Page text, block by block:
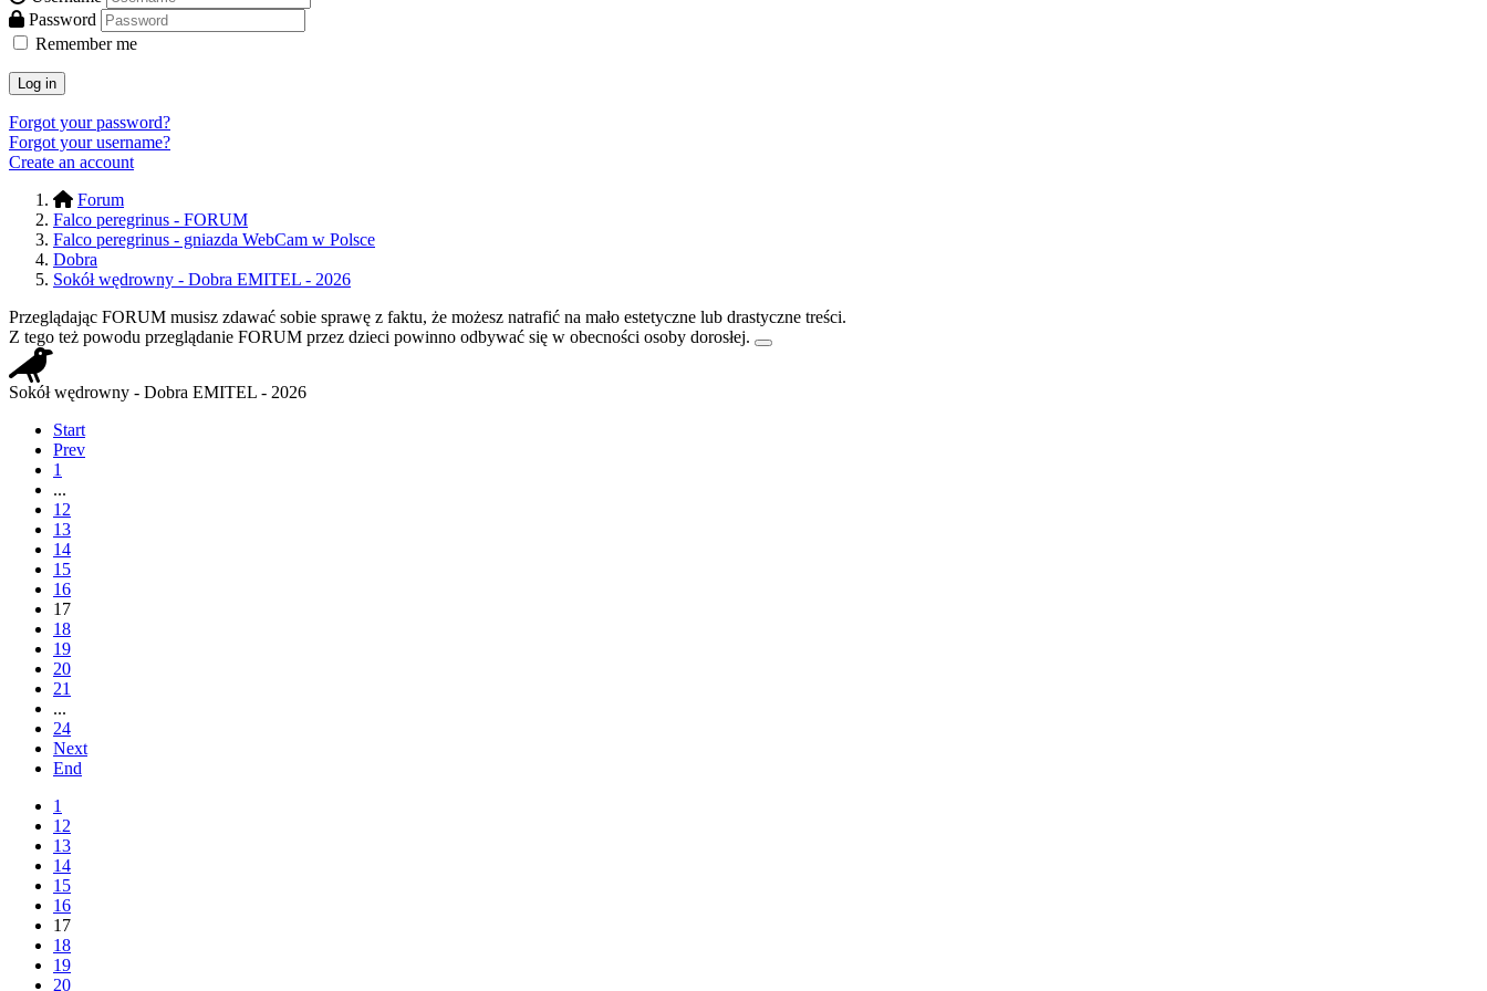
Password
Remember me
Log in
Forgot your password?
Forgot your username?
Create an account
Forum
Falco peregrinus - FORUM
Falco peregrinus - gniazda WebCam w Polsce
Dobra
Sokół wędrowny - Dobra EMITEL - 2026
Przeglądając FORUM musisz zdawać sobie sprawę z faktu, że możesz natrafić na mało estetyczne lub drastyczne treści.
Z tego też powodu przeglądanie FORUM przez dzieci powinno odbywać się w obecności osoby dorosłej.
Sokół wędrowny - Dobra EMITEL - 2026
Start
Prev
1
...
12
13
14
15
16
17
18
19
20
21
...
24
Next
End
1
12
13
14
15
16
17
18
19
20